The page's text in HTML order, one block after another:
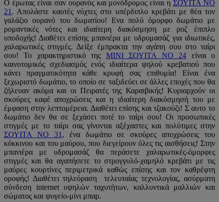
Ο έρωτας είναι σαν ουρανός και μονόδρομος είναι ηΣΟΥΙΤΑ ΝΟ
21 . Απολάστε καυτές νύχτες στο υπέρδιπλο κρεβάτι με θέα τον
γαλάζιο ουρανό του δωματίου! Ενα πολύ όμορφο δωμάτιο με
ρομαντικές νότες και ιδιαίτερη διακόσμηση με ροζ έπιπλο
υποδοχής! Διαθέτει επίσης μπανιέρα με υδρομασάζ για ιδιωτικές,
χαλαρωτικές στιγμές. Δείξε έμπρακτα την αγάπη σου στο ταίρι
σου! Το χαρακτηριστικό της ΜΙΝΙ ΣΟΥΙΤΑ ΝΟ 24 είναι ο
καινοτομικός σχεδιασμός ενός ιδιαίτερα ψηλού κρεβατιού που
κάνει πραγματικότητα κάθε κρυφή σας επιθυμία! Είναι ένα
ξεχωριστό δωμάτιο, το οποίο σε ταξιδεύει σε άλλες εποχές που θα
ζήλευαν ακόμα και οι Πειρατές της Καραιβικής! Κυριαρχούν οι
σκούρες καφέ αποχρώσεις και η ιδιαίτερη διακόσμησή του με
έμφαση στην λεπτομέρεια. Διαθέτει επίσης και τζακούζι! Σ αυτο το
δωμάτιο δεν θα σε ξεχάσει ποτέ το ταίρι σου! Οι προσωπικές
στιγμές με το ταίρι σας γίνονται αξέχαστες και πολύτιμες στην
ΣΟΥΙΤΑ NO 31 , ένα δωμάτιο σε σκούρες αποχρώσεις του
κόκκινου και του μαύρου, που διεγείρουν όλες τις αισθήσεις! Στην
μπανιέρα με υδρομασάζ θα περάσετε χαλαρωτικές-όμορφες
στιγμές και θα αγαπήσετε το στρογγυλό-χαμηλό κρεβάτι με τις
μαύρες κουρτίνες περιμετρικά καθώς επίσης και τον καθρέφτη
οροφής! Διαθέτει τηλεόραση τελευταίας τεχνολογίας, ασύρματη
σύνδεση internet υψηλών ταχυτήτων, καλλυντικά μαλλιών και
σώματος και ψυγείο-μίνι μπαρ.